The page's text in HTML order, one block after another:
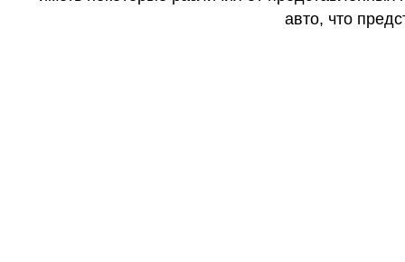
авто, что